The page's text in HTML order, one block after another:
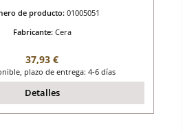
de producto: 01005051
Fabricante: Cera
Precio normal:
37,93 €
plazo de entrega: 4-6 días
Detalles